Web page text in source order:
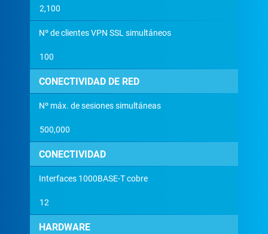
2,100
Nº de clientes VPN SSL simultáneos
100
CONECTIVIDAD DE RED
Nº máx. de sesiones simultáneas
500,000
CONECTIVIDAD
Interfaces 1000BASE-T cobre
12
HARDWARE